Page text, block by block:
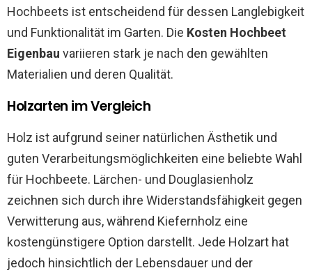
Hochbeets ist entscheidend für dessen Langlebigkeit
und Funktionalität im Garten. Die Kosten Hochbeet
Eigenbau variieren stark je nach den gewählten
Materialien und deren Qualität.
Holzarten im Vergleich
Holz ist aufgrund seiner natürlichen Ästhetik und
guten Verarbeitungsmöglichkeiten eine beliebte Wahl
für Hochbeete. Lärchen- und Douglasienholz
zeichnen sich durch ihre Widerstandsfähigkeit gegen
Verwitterung aus, während Kiefernholz eine
kostengünstigere Option darstellt. Jede Holzart hat
jedoch hinsichtlich der Lebensdauer und der